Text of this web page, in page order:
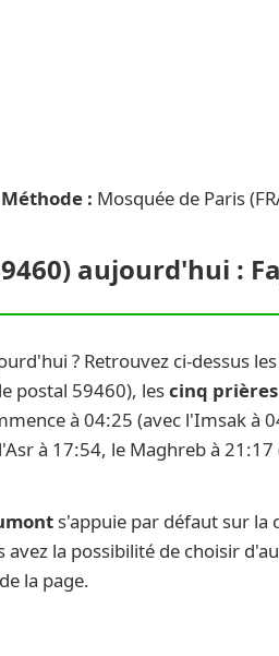
Méthode : Mosquée de Paris
aujourd'hui :
? Retrouvez ci-dessus les
postal 59460), lescinq
à 04:25 (avec l'Imsak à
à 17:54, le Maghreb à
s'appuie par défaut sur la
la possibilité de choisir
la page.